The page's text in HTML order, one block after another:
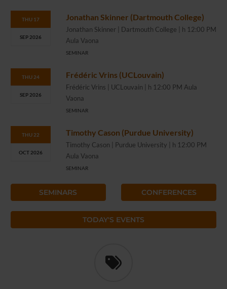
THU 17
SEP 2026
Jonathan Skinner (Dartmouth College)
Jonathan Skinner | Dartmouth College | h 12:00 PM
Aula Vaona
SEMINAR
THU 24
SEP 2026
Frédéric Vrins (UCLouvain)
Frédéric Vrins | UCLouvain | h 12:00 PM Aula
Vaona
SEMINAR
THU 22
OCT 2026
Timothy Cason (Purdue University)
Timothy Cason | Purdue University | h 12:00 PM
Aula Vaona
SEMINAR
SEMINARS CONFERENCES
TODAY'S EVENTS